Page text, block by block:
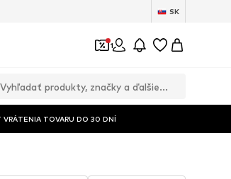
SK
1
VRÁTENIA TOVARU DO 30 DNÍ